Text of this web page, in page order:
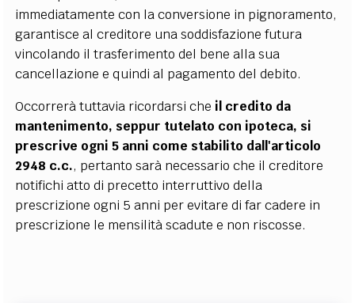
immediatamente con la conversione in pignoramento,
garantisce al creditore una soddisfazione futura
vincolando il trasferimento del bene alla sua
cancellazione e quindi al pagamento del debito.
Occorrerà tuttavia ricordarsi che il credito da
mantenimento, seppur tutelato con ipoteca, si
prescrive ogni 5 anni come stabilito dall'articolo
2948 c.c., pertanto sarà necessario che il creditore
notifichi atto di precetto interruttivo della
prescrizione ogni 5 anni per evitare di far cadere in
prescrizione le mensilità scadute e non riscosse.